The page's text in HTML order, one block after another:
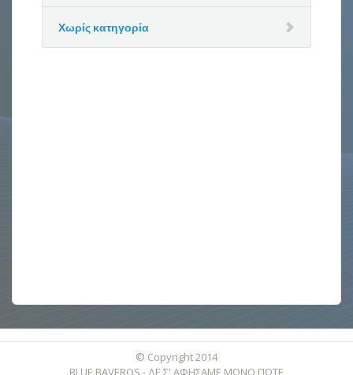
Χωρίς κατηγορία
© Copyright 2014
BLUE BAVEROS - ΔΕ Σ' ΑΦΗΣΑΜΕ ΜΟΝΟ ΠΟΤΕ